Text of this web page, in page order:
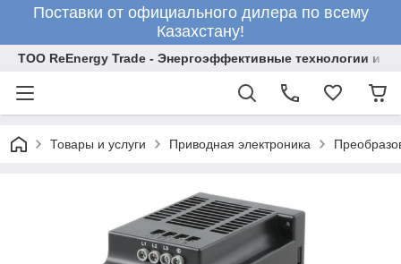
Поставки от официального дилера по всему
Казахстану!
ТОО ReEnergy Trade - Энергоэффективные технологии и
Товары и услуги Приводная электроника